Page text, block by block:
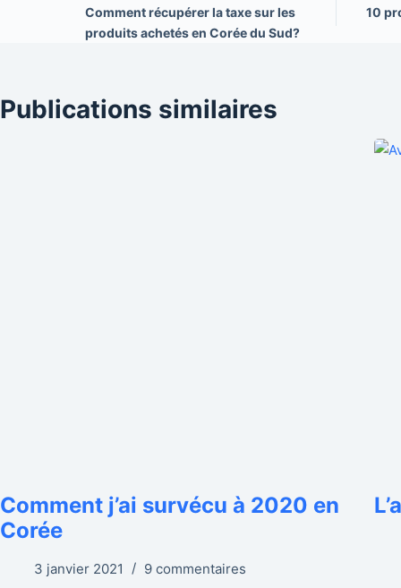
Comment récupérer la taxe sur les
produits achetés en Corée du Sud?
10
Publications similaires
Comment j’ai survécu à 2020 en
Corée
3 janvier 2021 9 commentaires